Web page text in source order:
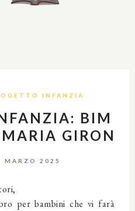
INFANZIA
BIM
GIRON
MARZO 2025
per bambini che vi farà